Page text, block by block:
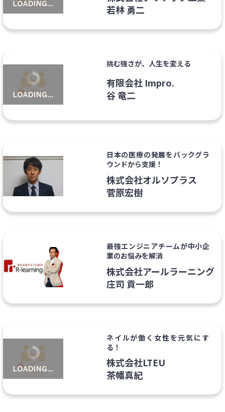
若林 勇二
挑む強さが、人生を変える
有限会社 Impro.
谷 竜二
日本の医療の発展をバックグラ
ウンドから支援！
株式会社オルソプラス
菅原宏樹
最強エンジニアチームが中小企
業のお悩みを解消
株式会社アールラーニング
庄司 貢一郎
ネイルが働く女性を元気にす
る！
株式会社LTEU
茶幡真紀